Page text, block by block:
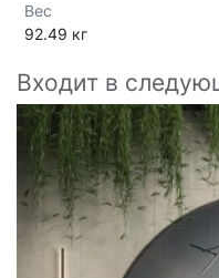
Вес
92.49 кг
Входит в